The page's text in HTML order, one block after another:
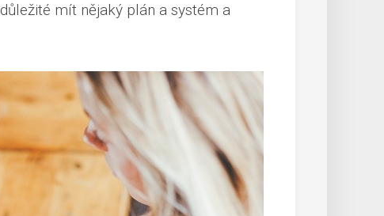
mít nějaký plán a systém a